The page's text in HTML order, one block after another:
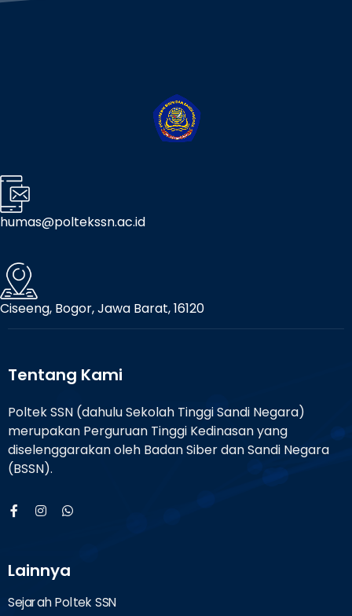
humas@poltekssn.ac.id
Ciseeng, Bogor, Jawa Barat, 16120
Tentang Kami
Poltek SSN (dahulu Sekolah Tinggi Sandi Negara)
merupakan Perguruan Tinggi Kedinasan yang
diselenggarakan oleh Badan Siber dan Sandi Negara
(BSSN).
Lainnya
Sejarah Poltek SSN